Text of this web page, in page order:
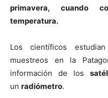
primavera, cuando
temperatura.
Los científicos
muestreos en la
información de los
un radiómetro.